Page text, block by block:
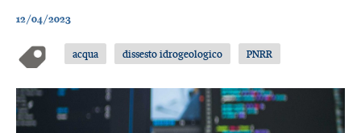
12/04/2023
acqua dissesto idrogeologico PNRR